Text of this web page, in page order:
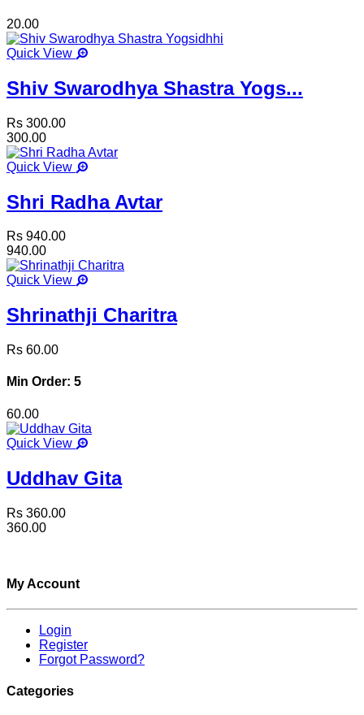
20.00
Quick View
Shiv Swarodhya Shastra Yogs...
Rs 300.00
300.00
Quick View
Shri Radha Avtar
Rs 940.00
940.00
Quick View
Shrinathji Charitra
Rs 60.00
Min Order: 5
60.00
Quick View
Uddhav Gita
Rs 360.00
360.00
My Account
Login
Register
Forgot Password?
Categories